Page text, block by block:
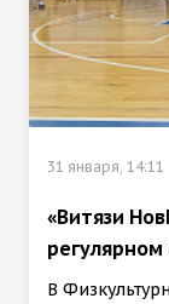
31 января, 14:11
«Витязи
регулярном
В